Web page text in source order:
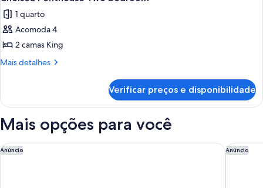
todas
as
fotos
de
Chelsea
Bedroom
1 quarto
Acomoda 4
2 camas King
Mais detalhes
Mais
Penthouse
Bedroom
Verificar preços e disponibilidade
Mais opções para você
Anúncio
Las Vegas Hilton at Resorts World Anúncio
Conrad